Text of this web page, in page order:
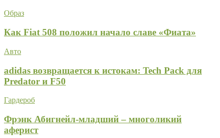
Образ
Как Fiat 508 положил начало славе «Фиата»
Авто
adidas возвращается к истокам: Tech Pack для
Predator и F50
Гардероб
Фрэнк Абигнейл-младший – многоликий
аферист